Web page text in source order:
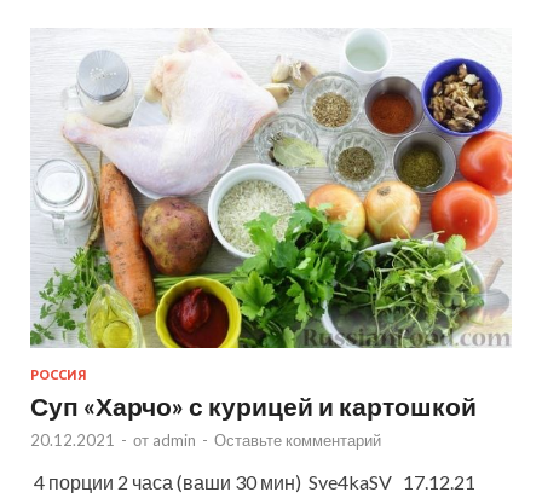
РОССИЯ
Суп «Харчо» с курицей и картошкой
20.12.2021 - от admin - Оставьте комментарий
4 порции 2 часа (ваши 30 мин) Sve4kaSV 17.12.21